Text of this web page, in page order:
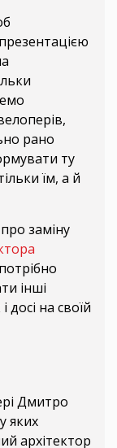
рано
ту
їм, а й
заміну
інші
досі на своїй
Дмитро
яких
архітектор